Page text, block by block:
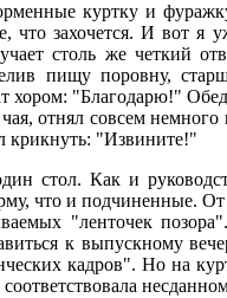
куртку и
что захочется. И вот я
столь же четкий
пищу поровну,
хором: "Благодарю!"
отнял совсем
крикнуть: "Извините!"
стол. Как и
что и подчиненные.
"ленточек
к выпускному
кадров". Но на